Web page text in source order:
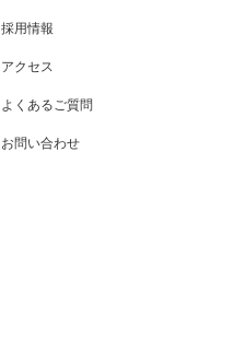
採用情報
アクセス
よくあるご質問
お問い合わせ